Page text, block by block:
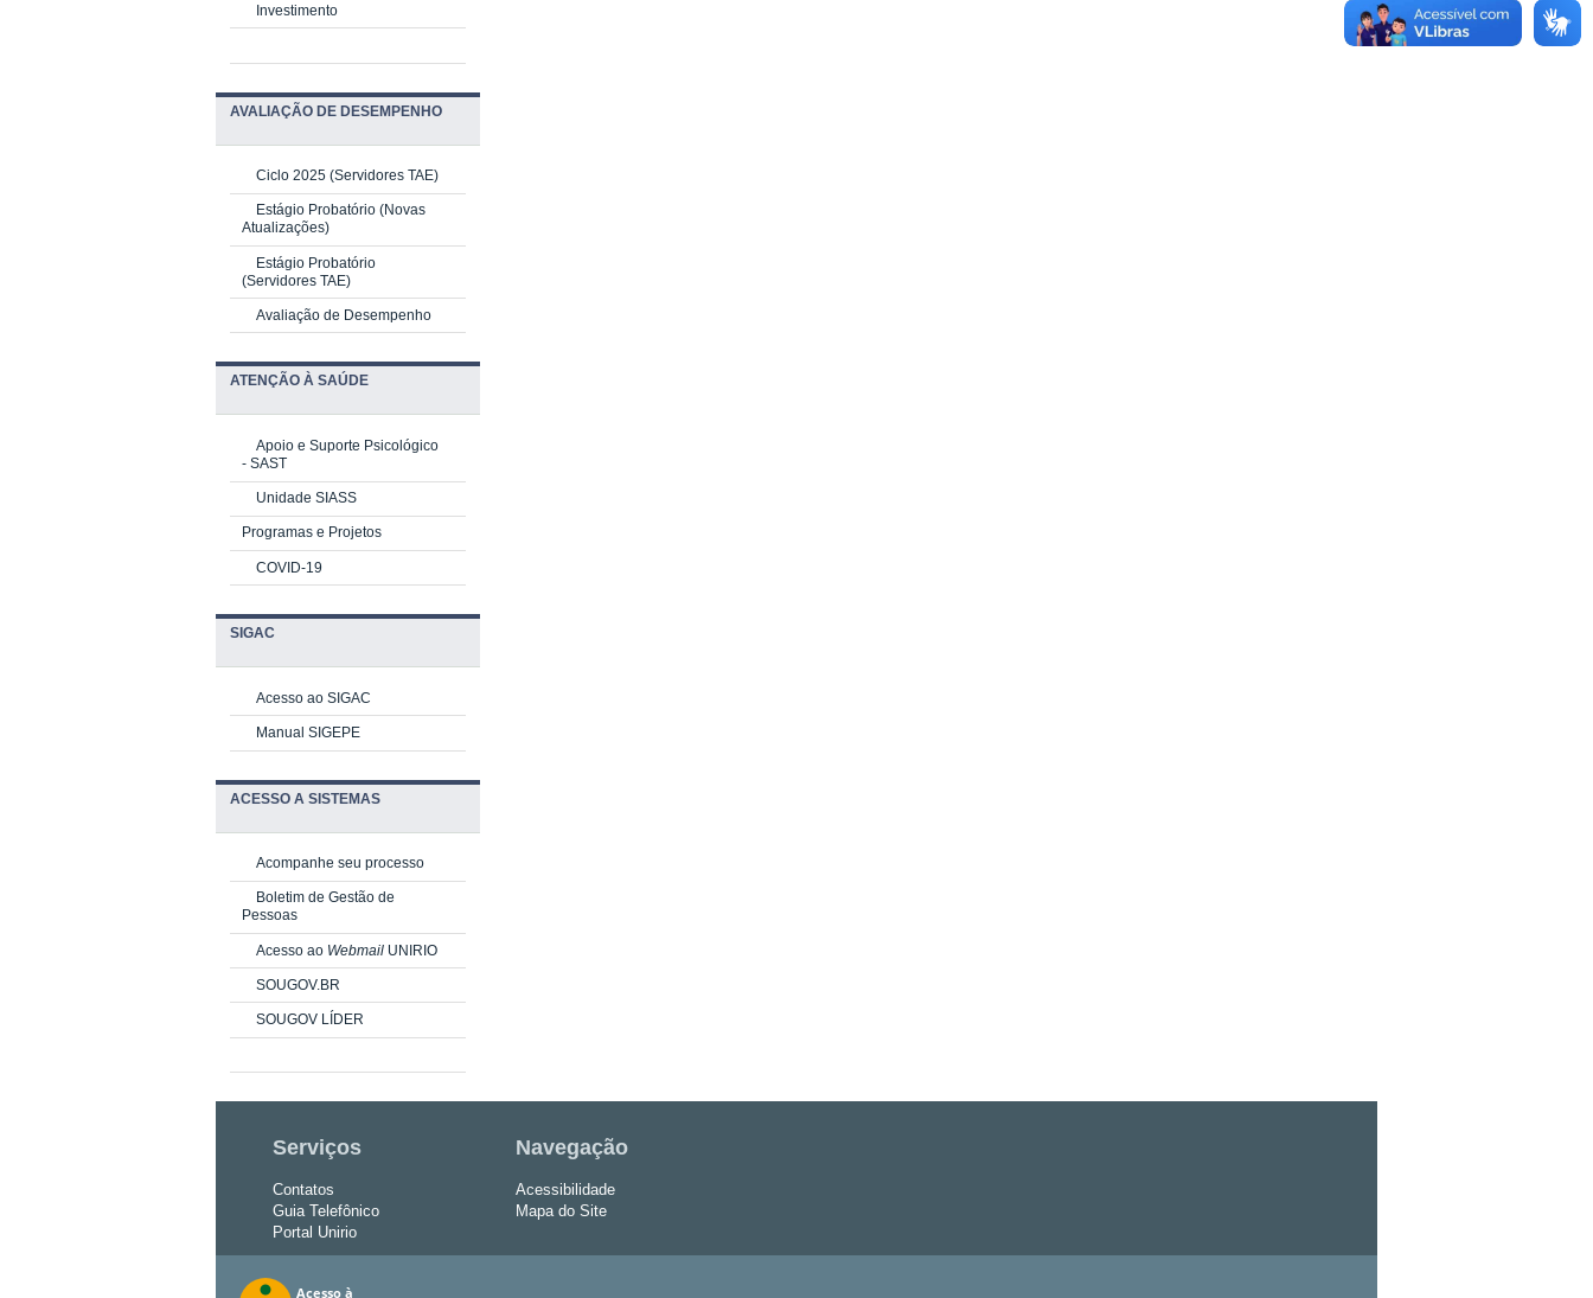
Investimento
AVALIAÇÃO DE DESEMPENHO
Ciclo 2025 (Servidores TAE)
Estágio Probatório (Novas
Atualizações)
Estágio Probatório
(Servidores TAE)
Avaliação de Desempenho
ATENÇÃO À SAÚDE
Apoio e Suporte Psicológico
- SAST
Unidade SIASS
Programas e Projetos
COVID-19
SIGAC
Acesso ao SIGAC
Manual SIGEPE
ACESSO A SISTEMAS
Acompanhe seu processo
Boletim de Gestão de
Pessoas
Acesso ao Webmail UNIRIO
SOUGOV.BR
SOUGOV LÍDER
Serviços
Contatos
Guia Telefônico
Portal Unirio
Navegação
Acessibilidade
Mapa do Site